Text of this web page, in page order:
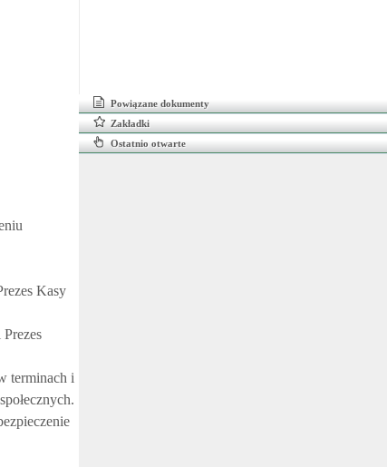
Kasy
terminach i
Powiązane dokumenty
Zakładki
Ostatnio otwarte